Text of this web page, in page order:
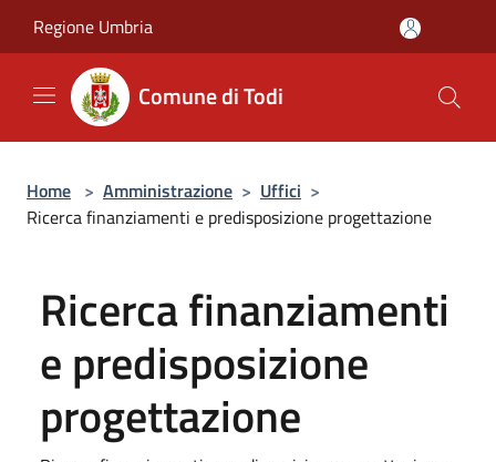
Regione Umbria
Comune di Todi
Home > Amministrazione > Uffici >
Ricerca finanziamenti e predisposizione progettazione
Ricerca finanziamenti
e predisposizione
progettazione